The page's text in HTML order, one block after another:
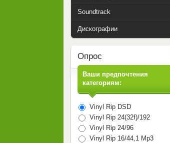
Soundtrack
Дискографии
Опрос
Ваши предпочтения
категориям:
Vinyl Rip DSD
Vinyl Rip 24(32f)/192
Vinyl Rip 24/96
Vinyl Rip 16/44,1 Mp3